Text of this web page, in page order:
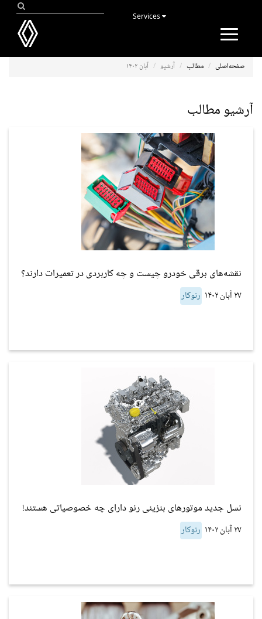
Toggle
صفحه‌اصلی مطالب آرشیو آبان ۱۴۰۲
آرشیو مطالب
نقشه‌های برقی خودرو چیست و چه کاربردی در تعمیرات دارند؟
۲۷ آبان ۱۴۰۲ رنوکار
نسل جدید موتورهای بنزینی رنو دارای چه خصوصیاتی هستند!
۲۷ آبان ۱۴۰۲ رنوکار